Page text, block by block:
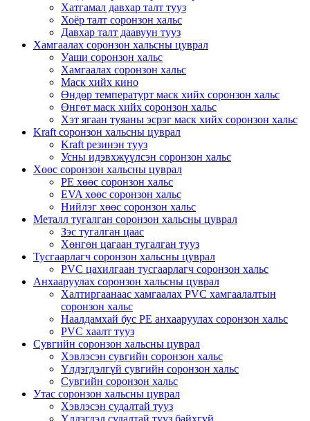
Хатгамал давхар талт тууз
Хоёр талт соронзон хальс
Давхар талт даавуун тууз
Хамгаалах соронзон хальсны цуврал
Уаши соронзон хальс
Хамгаалах соронзон хальс
Маск хийх кино
Өндөр температурт маск хийх соронзон хальс
Өнгөт маск хийх соронзон хальс
Хэт ягаан туяаны эсрэг маск хийх соронзон хальс
Kraft соронзон хальсны цуврал
Kraft резинэн тууз
Усны идэвхжүүлсэн соронзон хальс
Хөөс соронзон хальсны цуврал
PE хөөс соронзон хальс
EVA хөөс соронзон хальс
Нийлэг хөөс соронзон хальс
Металл тугалган соронзон хальсны цуврал
Зэс тугалган цаас
Хөнгөн цагаан тугалган тууз
Тусгаарлагч соронзон хальсны цуврал
PVC цахилгаан тусгаарлагч соронзон хальс
Анхааруулах соронзон хальсны цуврал
Халтиргаанаас хамгаалах PVC хамгаалалтын
соронзон хальс
Наалдамхай бус PE анхааруулах соронзон хальс
PVC хаалт тууз
Сувгийн соронзон хальсны цуврал
Хэвлэсэн сувгийн соронзон хальс
Үлдэгдэлгүй сувгийн соронзон хальс
Сувгийн соронзон хальс
Утас соронзон хальсны цуврал
Хэвлэсэн судалтай тууз
Үлдэгдэл судалтай тууз байхгүй